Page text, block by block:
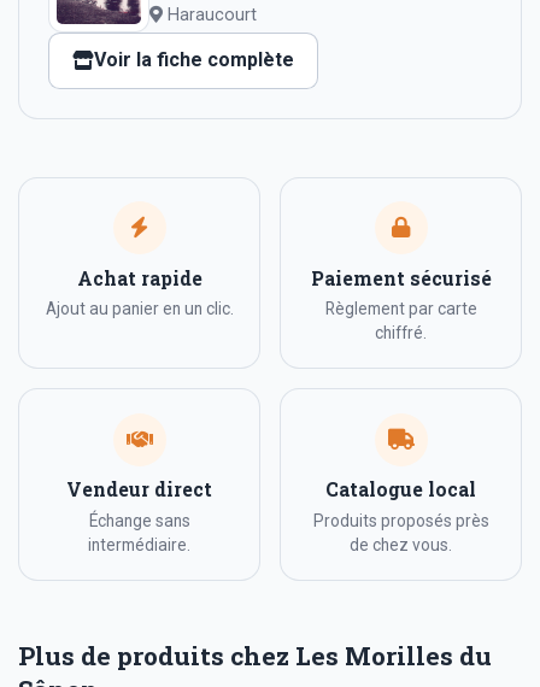
Haraucourt
Voir la fiche complète
Achat rapide
Ajout au panier en un clic.
Paiement sécurisé
Règlement par carte
chiffré.
Vendeur direct
Échange sans
intermédiaire.
Catalogue local
Produits proposés près
de chez vous.
Plus de produits chez Les Morilles du